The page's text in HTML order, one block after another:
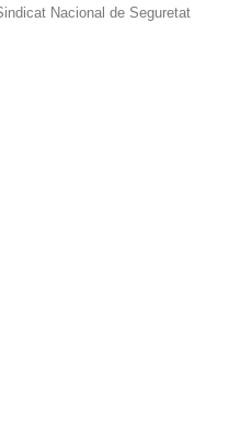
Nacional de Seguretat